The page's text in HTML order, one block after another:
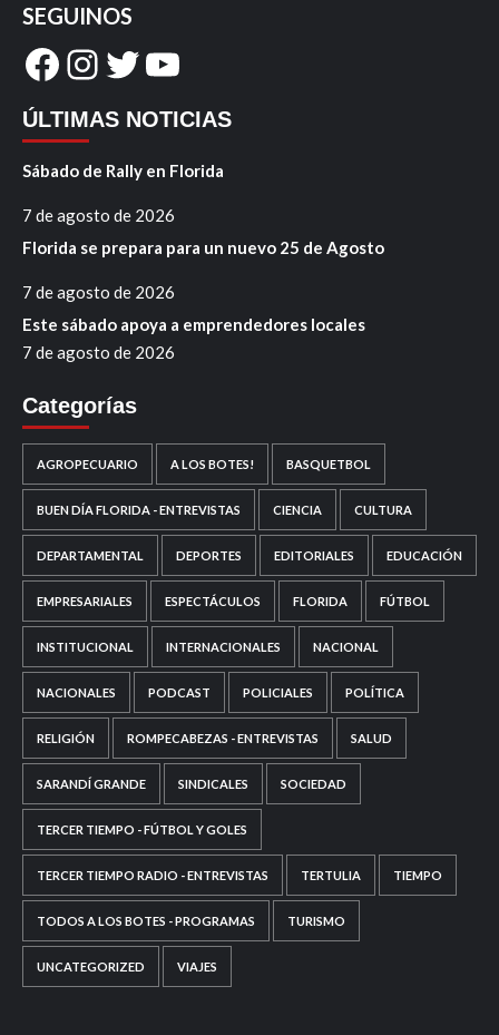
SEGUINOS
Facebook
Instagram
Twitter
YouTube
ÚLTIMAS NOTICIAS
Sábado de Rally en Florida
7 de agosto de 2026
Florida se prepara para un nuevo 25 de Agosto
7 de agosto de 2026
Este sábado apoya a emprendedores locales
7 de agosto de 2026
Categorías
AGROPECUARIO A LOS BOTES! BASQUETBOL
BUEN DÍA FLORIDA - ENTREVISTAS CIENCIA CULTURA
DEPARTAMENTAL DEPORTES EDITORIALES EDUCACIÓN
EMPRESARIALES ESPECTÁCULOS FLORIDA FÚTBOL
INSTITUCIONAL INTERNACIONALES NACIONAL
NACIONALES PODCAST POLICIALES POLÍTICA
RELIGIÓN ROMPECABEZAS - ENTREVISTAS SALUD
SARANDÍ GRANDE SINDICALES SOCIEDAD
TERCER TIEMPO - FÚTBOL Y GOLES
TERCER TIEMPO RADIO - ENTREVISTAS TERTULIA TIEMPO
TODOS A LOS BOTES - PROGRAMAS TURISMO
UNCATEGORIZED VIAJES